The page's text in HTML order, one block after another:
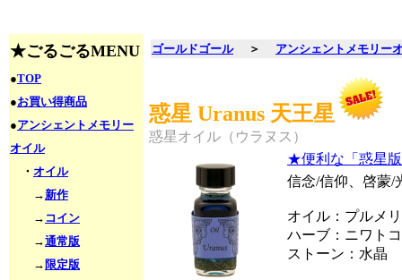
★ごるごるMENU
●TOP
●お買い得商品
●アンシェントメモリー
オイル
・ オイル
→新作
→ コイン
→通常版
→ 限定版
ゴールドゴール ＞ アンシェントメモリー
惑星 Uranus 天王星
惑星オイル（ウラヌス）
★便利な「惑星
信念/信仰、啓蒙/
オイル：プルメ
ハーブ：ニワト
ストーン：水晶